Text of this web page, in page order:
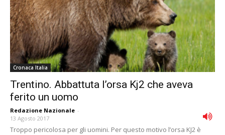
Cronaca Italia
Trentino. Abbattuta l’orsa Kj2 che aveva
ferito un uomo
Redazione Nazionale -
13 Agosto 2017
Troppo pericolosa per gli uomini. Per questo motivo l’orsa KJ2 è